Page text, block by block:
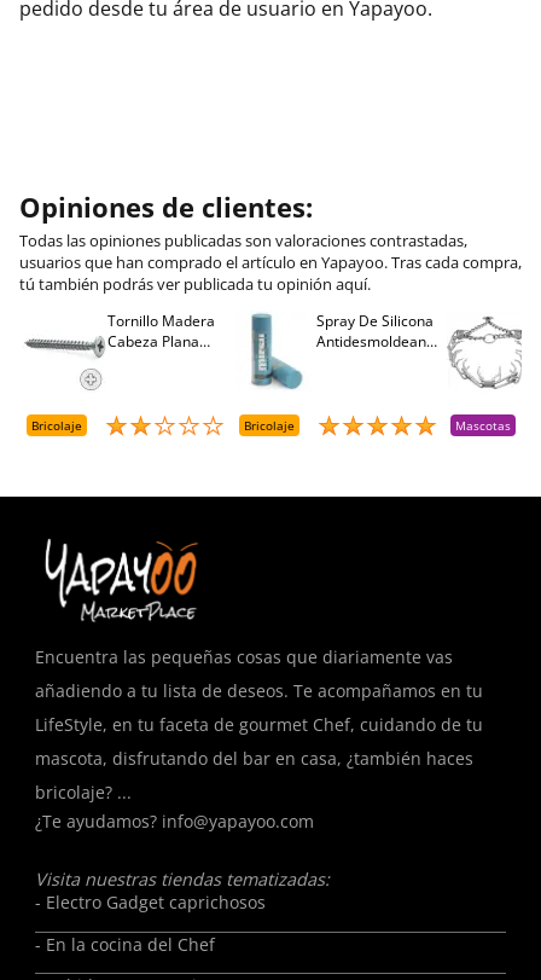
pedido desde tu área de usuario en Yapayoo.
Opiniones de clientes:
Todas las opiniones publicadas son valoraciones contrastadas,
usuarios que han comprado el artículo en Yapayoo. Tras cada compra,
tú también podrás ver publicada tu opinión aquí.
Tornillo Madera
Cabeza Plana
Bricolaje
Spray De Silicona
Antidesmoldeante
Bricolaje Mascotas
Encuentra las pequeñas cosas que diariamente vas
añadiendo a tu lista de deseos. Te acompañamos en tu
LifeStyle, en tu faceta de gourmet Chef, cuidando de tu
mascota, disfrutando del bar en casa, ¿también haces
bricolaje? ...
¿Te ayudamos? info@yapayoo.com
Visita nuestras tiendas tematizadas:
- Electro Gadget caprichosos
- En la cocina del Chef